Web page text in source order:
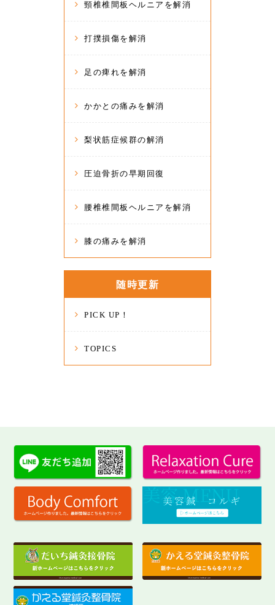
頸椎椎間板ヘルニアを解消
打撲損傷を解消
足の痺れを解消
かかとの痛みを解消
梨状筋症候群の解消
圧迫骨折の早期回復
腰椎椎間板ヘルニアを解消
膝の痛みを解消
随時更新
PICK UP！
TOPICS